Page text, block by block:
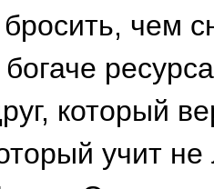
чем
который
учит